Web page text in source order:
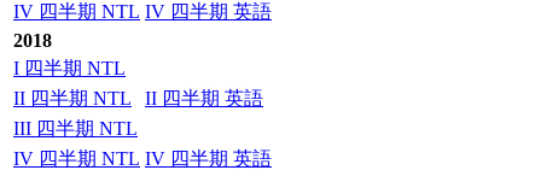
IV 四半期 NTL IV 四半期 英語
2018
I 四半期 NTL
II 四半期 NTL
II 四半期 英語
III 四半期 NTL
IV 四半期 NTL IV 四半期 英語